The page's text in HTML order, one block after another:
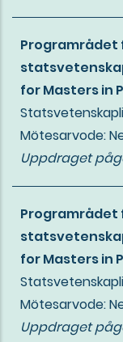
Programrådet
for Masters in
Mötesarvode:
Uppdraget
Programrådet
for Masters in
Mötesarvode:
Uppdraget